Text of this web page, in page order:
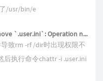
/usr/bin/e
Operation not permitted
致rm -rf /dir时出现权限不
后执行命令chattr -i .user.ini